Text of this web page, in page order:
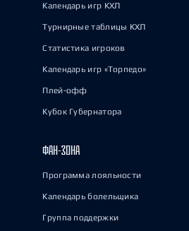
Календарь игр КХЛ
Турнирные таблицы КХЛ
Статистика игроков
Календарь игр «Торпедо»
Плей-офф
Кубок Губернатора
ФАН-ЗОНА
Программа лояльности
Календарь болельщика
Группа поддержки